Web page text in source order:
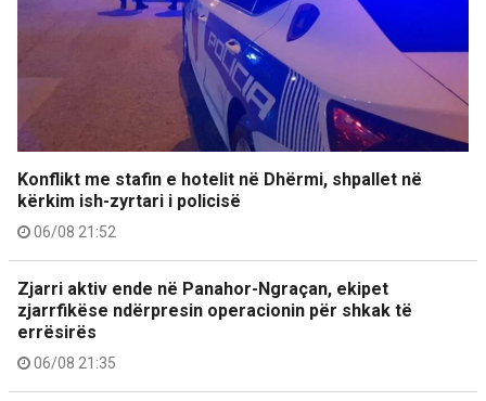
Konflikt me stafin e hotelit në Dhërmi, shpallet në
kërkim ish-zyrtari i policisë
06/08 21:52
Zjarri aktiv ende në Panahor-Ngraçan, ekipet
zjarrfikëse ndërpresin operacionin për shkak të
errësirës
06/08 21:35